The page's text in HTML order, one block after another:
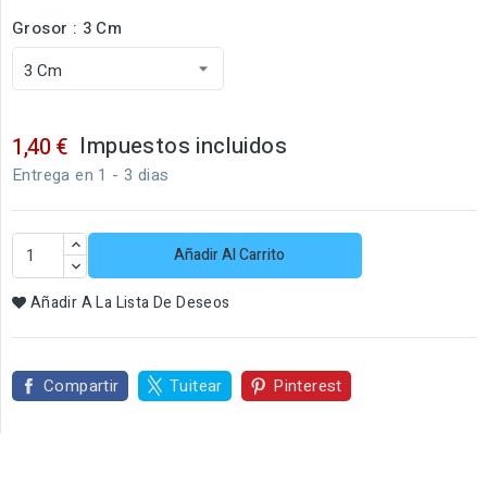
Grosor : 3 Cm
1,40 € Impuestos incluidos
Entrega en 1 - 3 dias
Añadir Al Carrito
Añadir A La Lista De Deseos
Compartir Tuitear Pinterest